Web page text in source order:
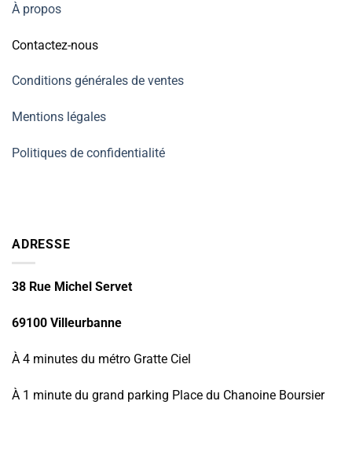
À propos
Contactez-nous
Conditions générales de ventes
Mentions légales
Politiques de confidentialité
ADRESSE
38 Rue Michel Servet
69100 Villeurbanne
À 4 minutes du métro Gratte Ciel
À 1 minute du grand parking Place du Chanoine Boursier